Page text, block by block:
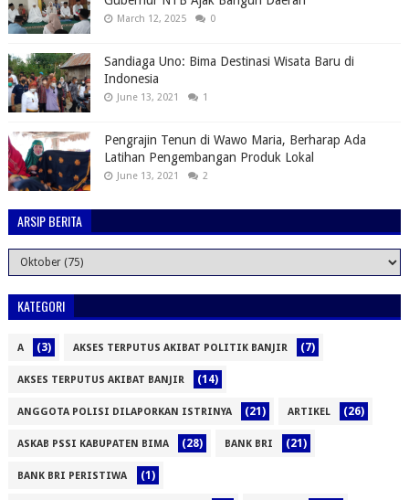
March 12, 2025 0
Sandiaga Uno: Bima Destinasi Wisata Baru di
Indonesia
June 13, 2021 1
Pengrajin Tenun di Wawo Maria, Berharap Ada
Latihan Pengembangan Produk Lokal
June 13, 2021 2
ARSIP BERITA
KATEGORI
A (3) AKSES TERPUTUS AKIBAT POLITIK BANJIR (7)
AKSES TERPUTUS AKIBAT BANJIR (14)
ANGGOTA POLISI DILAPORKAN ISTRINYA (21) ARTIKEL (26)
ASKAB PSSI KABUPATEN BIMA (28) BANK BRI (21)
BANK BRI PERISTIWA (1)